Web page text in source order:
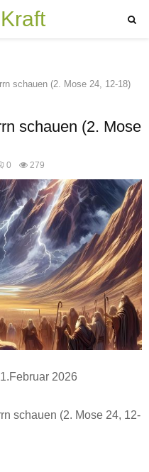
schauen (2. Mose 24, 12-18)
schauen (2. Mose
0 279
2026
schauen (2. Mose 24, 12-